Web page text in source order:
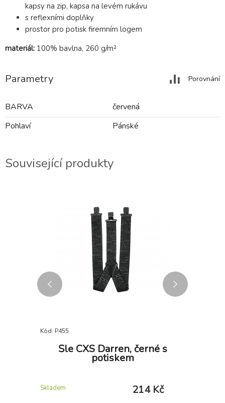
kapsy na zip, kapsa na levém rukávu
s reflexními doplňky
prostor pro potisk firemním logem
materiál: 100% bavlna, 260 g/m²
Parametry Porovnání
BARVA
červená
Pohlaví
Pánské
Související produkty
Kód: P455
Šle CXS Darren, černé s
potiskem
Skladem 214 Kč